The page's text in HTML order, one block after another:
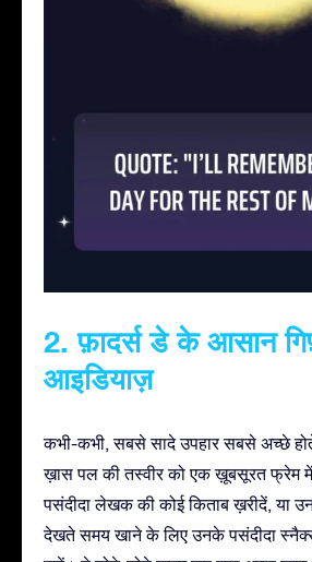
2. फ़ादर्स डे के आसान
आइडियाज़
कभी-कभी, सबसे सादे उपहार सबसे अच्छे
ख़ास पल की तस्वीर को एक ख़ूबसूरत फ्रेम
पसंदीदा लेखक की कोई किताब ख़रीदें, या
देखते समय खाने के लिए उनके पसंदीदा